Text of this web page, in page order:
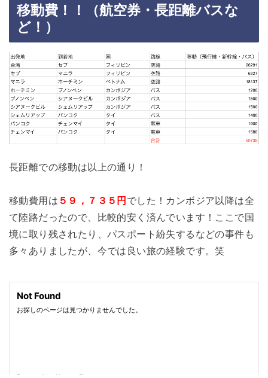
移動費！！（航空券・長距離バスな
ど！）
長距離での移動は以上の通り！
移動費用は ５９，７３５円でした！カンボジア以降は全
て陸路だったので、比較的安く済んでいます！ここで国
境に取り残されたり、パスポート紛失するなどの事件も
多々ありましたが、今では良い旅の経験です。笑